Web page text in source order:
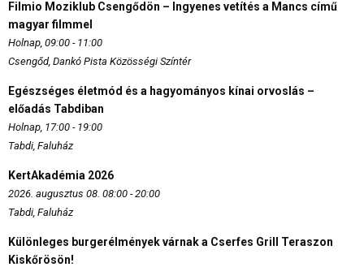
Filmio Moziklub Csengődön – Ingyenes vetítés a Mancs című
magyar filmmel
Holnap, 09:00 - 11:00
Csengőd, Dankó Pista Közösségi Színtér
Egészséges életmód és a hagyományos kínai orvoslás –
előadás Tabdiban
Holnap, 17:00 - 19:00
Tabdi, Faluház
KertAkadémia 2026
2026. augusztus 08. 08:00 - 20:00
Tabdi, Faluház
Különleges burgerélmények várnak a Cserfes Grill Teraszon
Kiskőrösön!